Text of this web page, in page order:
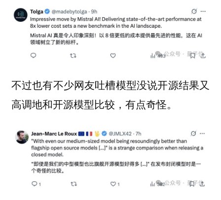
不过也有不少网友吐槽模型没说开源结果又
高调地和开源模型比较，有点奇怪。